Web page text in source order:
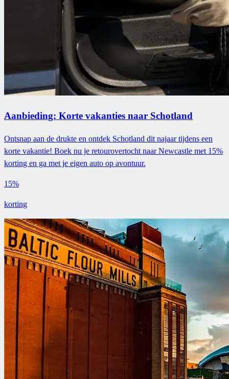
Aanbieding: Korte vakanties naar Schotland
Ontsnap aan de drukte en ontdek Schotland dit najaar tijdens een
korte vakantie! Boek nu je retourovertocht naar Newcastle met 15%
korting en ga met je eigen auto op avontuur.
15%
korting